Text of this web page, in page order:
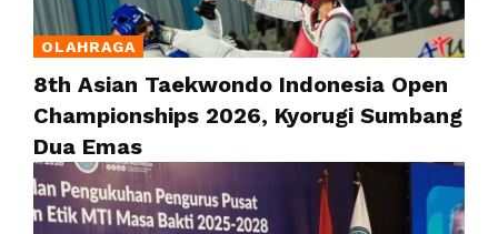
OLAHRAGA
8th Asian Taekwondo Indonesia Open
Championships 2026, Kyorugi Sumbang
Dua Emas